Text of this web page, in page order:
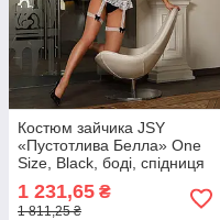
Костюм зайчика JSY
«Пустотлива Белла» One
Size, Black, боді, спідниця
хвіст, вушка
1 231,65 ₴
1 811,25 ₴